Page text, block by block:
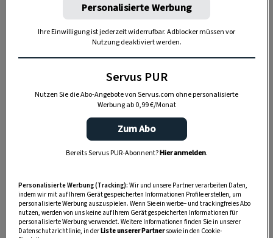
Deko-Ideen mit Kerzen
2. Tricks gegen Kratzer und
Verformungen
Personalisierte Werbung
Ihre Einwilligung ist jederzeit widerrufbar. Adblocker müssen vor
Nutzung deaktiviert werden.
Servus PUR
Nutzen Sie die Abo-Angebote von Servus.com ohne personalisierte
Werbung ab 0,99 €/Monat
Zum Abo
Bereits Servus PUR-Abonnent?Hier anmelden.
Personalisierte Werbung (Tracking): Wir und unsere Partner verarbeiten Daten,
indem wir mit auf Ihrem Gerät gespeicherten Informationen Profile erstellen, um
personalisierte Werbung auszuspielen. Wenn Sie ein werbe– und trackingfreies Abo
nutzen, werden von uns keine auf Ihrem Gerät gespeicherten Informationen für
personalisierte Werbung verwendet. Weitere Informationen finden Sie in unserer
Datenschutzrichtlinie, in derListe unserer Partnersowie in den Cookie-